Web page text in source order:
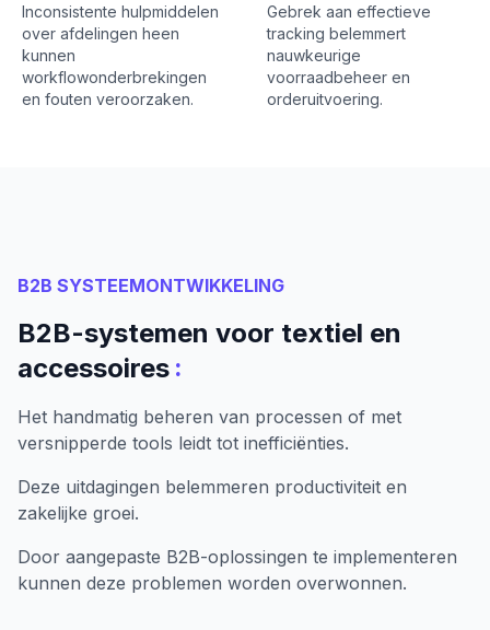
Inconsistente hulpmiddelen
over afdelingen heen
kunnen
workflowonderbrekingen
en fouten veroorzaken.
Gebrek aan effectieve
tracking belemmert
nauwkeurige
voorraadbeheer en
orderuitvoering.
B2B SYSTEEMONTWIKKELING
B2B-systemen voor textiel en
accessoires :
Het handmatig beheren van processen of met
versnipperde tools leidt tot inefficiënties.
Deze uitdagingen belemmeren productiviteit en
zakelijke groei.
Door aangepaste B2B-oplossingen te implementeren
kunnen deze problemen worden overwonnen.